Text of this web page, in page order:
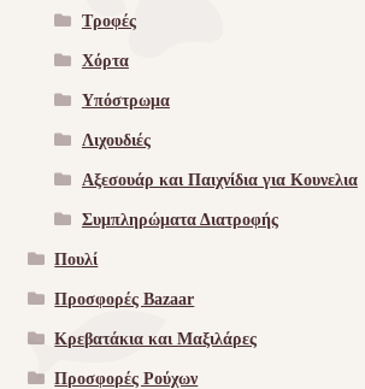
Τροφές
Χόρτα
Υπόστρωμα
Λιχουδιές
Αξεσουάρ και Παιχνίδια για Κουνελια
Συμπληρώματα Διατροφής
Πουλί
Προσφορές Bazaar
Κρεβατάκια και Μαξιλάρες
Προσφορές Ρούχων